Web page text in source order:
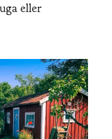
eller